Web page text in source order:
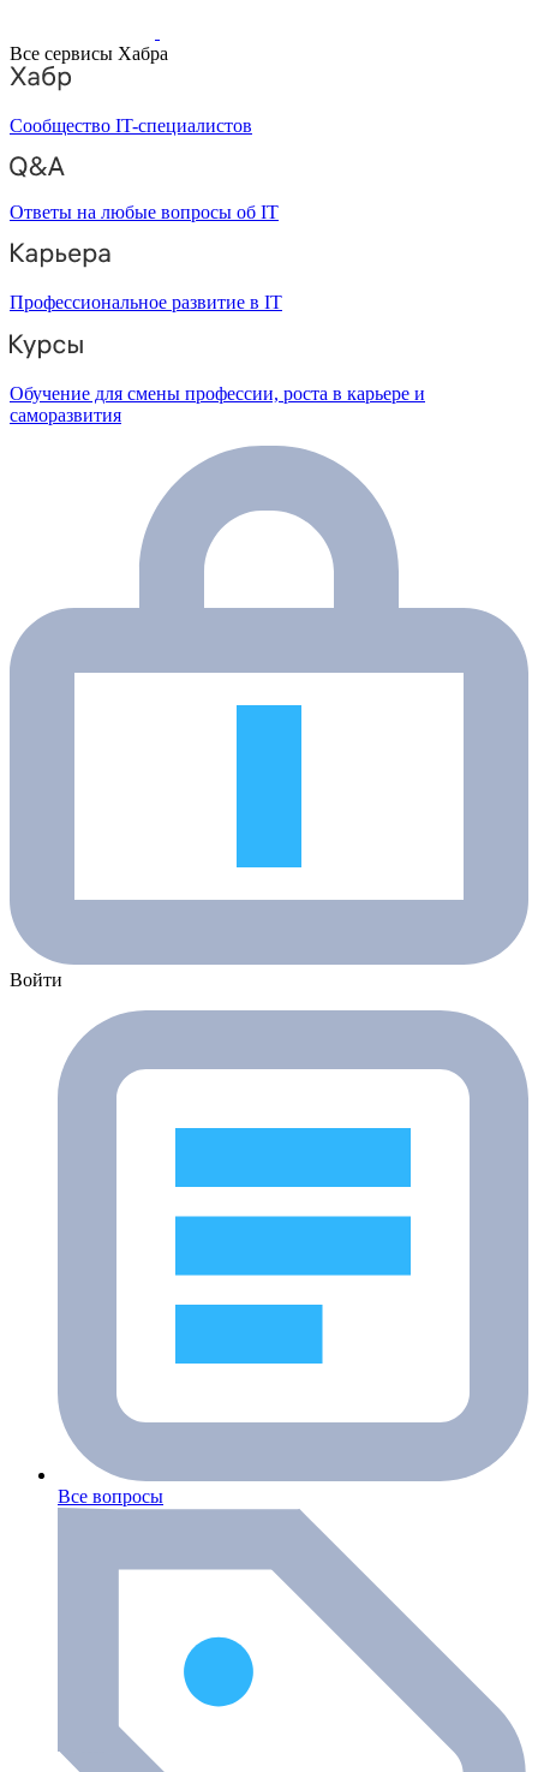
Все сервисы Хабра
Сообщество IT-специалистов
Ответы на любые вопросы об IT
Профессиональное развитие в IT
Обучение для смены профессии, роста в карьере и
саморазвития
Войти
Все вопросы